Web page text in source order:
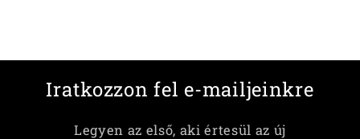
Iratkozzon fel e-mailjeinkre
Legyen az első, aki értesül az új